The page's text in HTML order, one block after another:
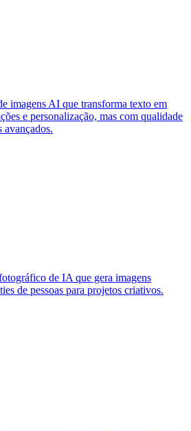
imagens AI que transforma texto em
e personalização, mas com qualidade
avançados.
de IA que gera imagens
de pessoas para projetos criativos.